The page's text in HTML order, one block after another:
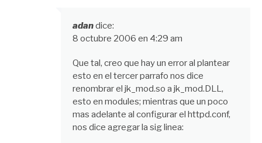
adandice:
8 octubre 2006 en 4:29 am
Que tal, creo que hay un error al plantear
esto en el tercer parrafo nos dice
renombrar el jk_mod.so a jk_mod.DLL,
esto en modules; mientras que un poco
mas adelante al configurar el httpd.conf,
nos dice agregar la sig linea: